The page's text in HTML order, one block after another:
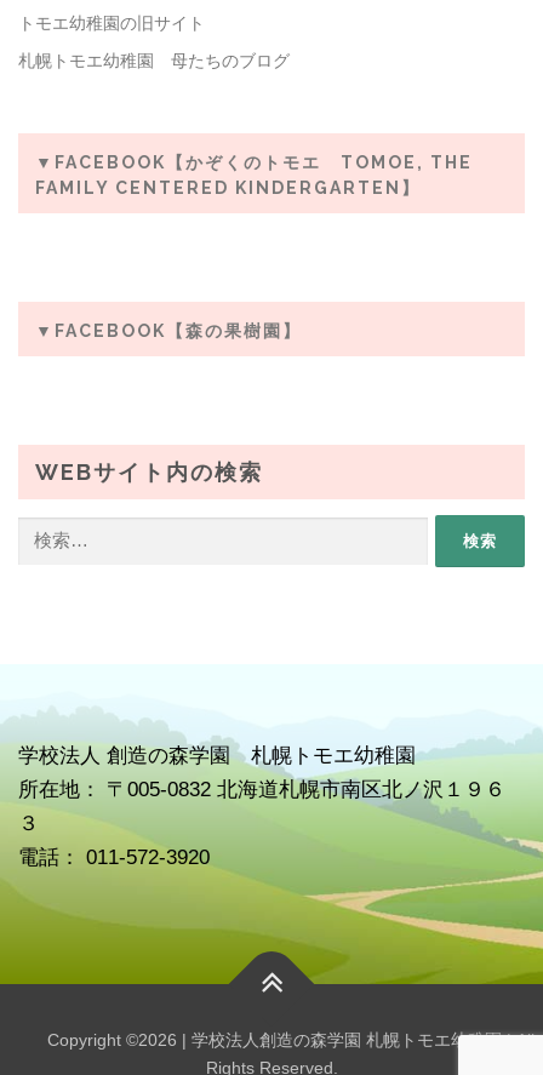
トモエ幼稚園の旧サイト
札幌トモエ幼稚園 母たちのブログ
▼FACEBOOK【かぞくのトモエ TOMOE, THE
FAMILY CENTERED KINDERGARTEN】
▼FACEBOOK【森の果樹園】
WEBサイト内の検索
学校法人 創造の森学園 札幌トモエ幼稚園
所在地： 〒005-0832 北海道札幌市南区北ノ沢１９６
３
電話： 011-572-3920
Copyright ©2026 | 学校法人創造の森学園 札幌トモエ幼稚園 | All
Rights Reserved.